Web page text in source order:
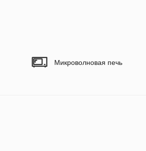
Микроволновая печь